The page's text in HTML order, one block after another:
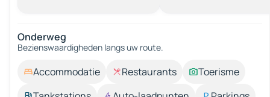
Onderweg
Bezienswaardigheden langs uw route.
Accommodatie Restaurants
Toerisme